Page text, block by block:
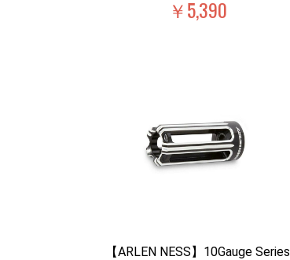
￥5,390
【ARLEN NESS】10Gauge Series